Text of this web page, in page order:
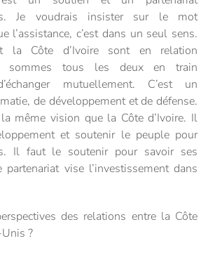
Je voudrais insister sur le mot
l’assistance, c’est dans un seul sens.
la Côte d’Ivoire sont en relation
sommes tous les deux en train
mutuellement. C’est un
de développement et de défense.
même vision que la Côte d’Ivoire. Il
et soutenir le peuple pour
Il faut le soutenir pour savoir ses
vise l’investissement dans
des relations entre la Côte
?